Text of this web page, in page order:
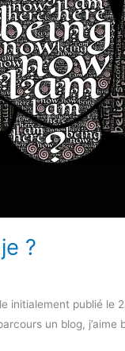
?
initialement publié le
un blog, j’aime